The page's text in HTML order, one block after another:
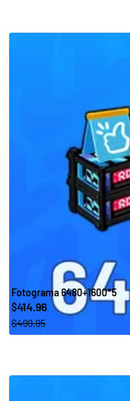
Fotograma 6480+1600*5
$414.96
$499.95